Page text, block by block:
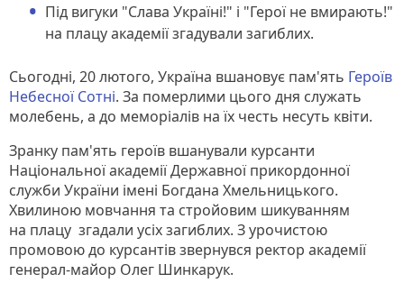
Під вигуки "Слава Україні!" і "Герої не вмирають!"
на плацу академії згадували загиблих.
Сьогодні, 20 лютого, Україна вшановує пам'ять Героїв
Небесної Сотні. За померлими цього дня служать
молебень, а до меморіалів на їх честь несуть квіти.
Зранку пам'ять героїв вшанували курсанти
Національної академії Державної прикордонної
служби України імені Богдана Хмельницького.
Хвилиною мовчання та стройовим шикуванням
на плацу згадали усіх загиблих. З урочистою
промовою до курсантів звернувся ректор академії
генерал-майор Олег Шинкарук.